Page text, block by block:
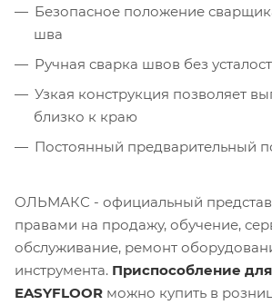
Безопасное положение
шва
Ручная сварка швов без
Узкая конструкция позволяет
близко к краю
Постоянный предварительный
ОЛЬМАКС - официальный
правами на продажу, обучение,
обслуживание, ремонт
инструмента. Приспособление
EASYFLOOR можно купить в